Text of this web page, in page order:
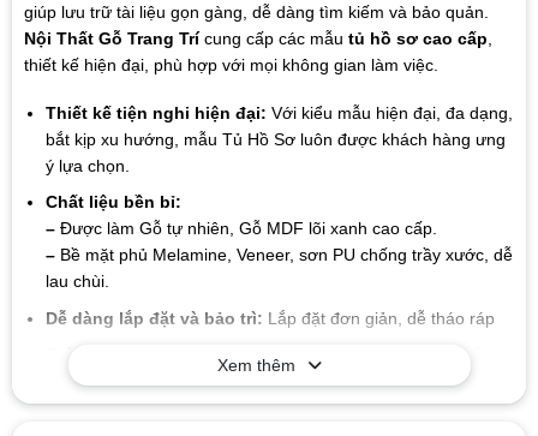
giúp lưu trữ tài liệu gọn gàng, dễ dàng tìm kiếm và bảo quản.
Nội Thất Gỗ Trang Trícung cấp các mẫu tủ hồ sơ cao cấp
thiết kế hiện đại, phù hợp với mọi không gian làm việc.
Thiết kế tiện nghi hiện đại: Với kiểu mẫu hiện đại, đa dạng,
bắt kịp xu hướng, mẫu Tủ Hồ Sơ luôn được khách hàng ưng
ý lựa chọn.
Chất liệu bền bỉ:
–Được làm Gỗ tự nhiên, Gỗ MDF lõi xanh cao cấp.
–Bề mặt phủ Melamine, Veneer, sơn PU chống trầy xước, dễ
lau chùi.
Dễ dàng lắp đặt và bảo trì: Lắp đặt đơn giản, dễ tháo ráp
cao, giúp bạn tiết kiệm chi phí trong suốt quá trình sử dụng
mà không cần lo lắng về sự hao mòn hay hư hỏng.
Xem thêm